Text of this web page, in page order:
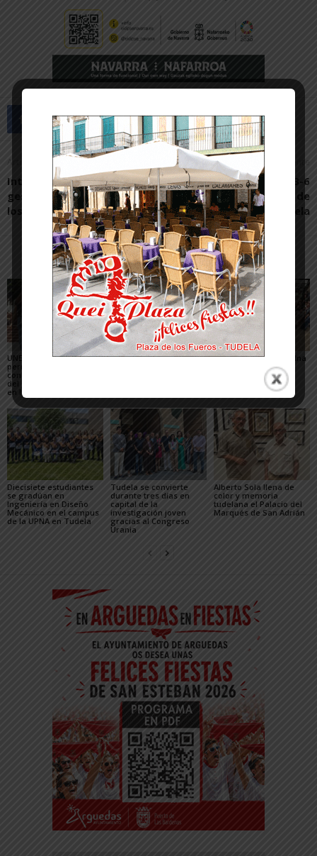
Artículo anterior
Intervención paisajística y
gestión patrimonial desde
los ODS y la Agenda 2030
Artículo siguiente
El Aspil-Jumpers vence 3-6
y se lleva tres puntazos de
Burela
Artículos relacionados Más del autor
UNED Tudela abre su
período de matrícula
con la principal novedad
del grado de Ingeniería
en Inteligencia Artificial
UNED Tudela exhibe las
La pamplonesa Ariadna
Puertas conquista
Diecisiete estudiantes
se gradúan en
Ingeniería en Diseño
Mecánico en el campus
de la UPNA en Tudela
Tudela se convierte
durante tres días en
capital de la
investigación joven
gracias al Congreso
Urania
Alberto Sola llena de
color y memoria
tudelana el Palacio del
Marqués de San Adrián